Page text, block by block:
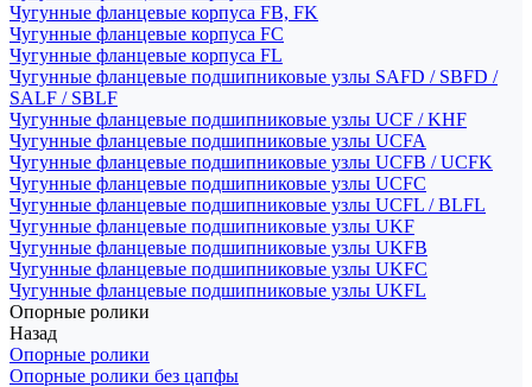
Чугунные фланцевые корпуса FB, FK
Чугунные фланцевые корпуса FC
Чугунные фланцевые корпуса FL
Чугунные фланцевые подшипниковые узлы SAFD / SBFD /
SALF / SBLF
Чугунные фланцевые подшипниковые узлы UCF / KHF
Чугунные фланцевые подшипниковые узлы UCFA
Чугунные фланцевые подшипниковые узлы UCFB / UCFK
Чугунные фланцевые подшипниковые узлы UCFC
Чугунные фланцевые подшипниковые узлы UCFL / BLFL
Чугунные фланцевые подшипниковые узлы UKF
Чугунные фланцевые подшипниковые узлы UKFB
Чугунные фланцевые подшипниковые узлы UKFC
Чугунные фланцевые подшипниковые узлы UKFL
Опорные ролики
Назад
Опорные ролики
Опорные ролики без цапфы